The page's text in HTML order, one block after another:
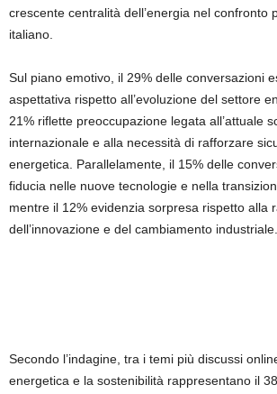
crescente centralità dell’energia nel confronto
italiano.
Sul piano emotivo, il 29% delle conversazioni
aspettativa rispetto all’evoluzione del settore
21% riflette preoccupazione legata all’attuale
internazionale e alla necessità di rafforzare
energetica. Parallelamente, il 15% delle
fiducia nelle nuove tecnologie e nella
mentre il 12% evidenzia sorpresa rispetto alla
dell’innovazione e del cambiamento industriale.
Secondo l’indagine, tra i temi più discussi
energetica e la sostenibilità rappresentano il